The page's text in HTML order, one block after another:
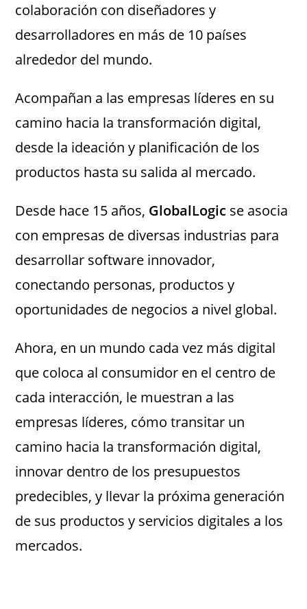
colaboración con diseñadores y
desarrolladores en más de 10 países
alrededor del mundo.
Acompañan a las empresas líderes en su
camino hacia la transformación digital,
desde la ideación y planificación de los
productos hasta su salida al mercado.
Desde hace 15 años, GlobalLogic se asocia
con empresas de diversas industrias para
desarrollar software innovador,
conectando personas, productos y
oportunidades de negocios a nivel global.
Ahora, en un mundo cada vez más digital
que coloca al consumidor en el centro de
cada interacción, le muestran a las
empresas líderes, cómo transitar un
camino hacia la transformación digital,
innovar dentro de los presupuestos
predecibles, y llevar la próxima generación
de sus productos y servicios digitales a los
mercados.